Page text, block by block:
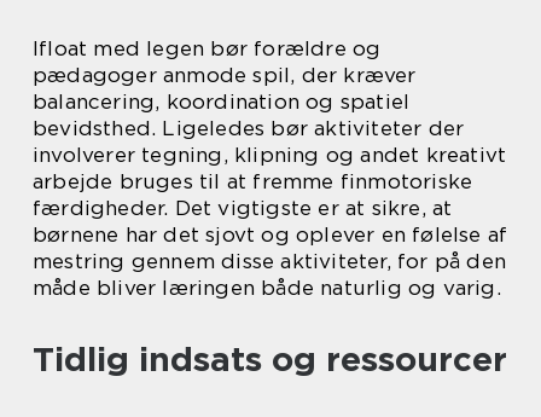
Ifloat med legen bør forældre og
pædagoger anmode spil, der kræver
balancering, koordination og spatiel
bevidsthed. Ligeledes bør aktiviteter der
involverer tegning, klipning og andet kreativt
arbejde bruges til at fremme finmotoriske
færdigheder. Det vigtigste er at sikre, at
børnene har det sjovt og oplever en følelse af
mestring gennem disse aktiviteter, for på den
måde bliver læringen både naturlig og varig.
Tidlig indsats og ressourcer